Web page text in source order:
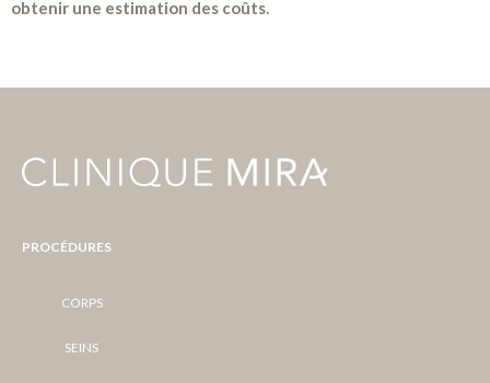
obtenir une estimation des coûts.
PROCÉDURES
CORPS
SEINS